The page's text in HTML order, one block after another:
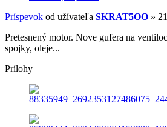
Príspevok od užívateľa SKRAT5OO »
Pretesnený motor. Nove gufera na
spojky, oleje...
Prílohy